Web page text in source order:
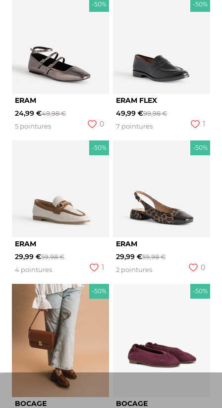
-50%
ERAM
24,99 €49,98 €
5 pointures
0
-50%
ERAM FLEX
49,99 €99,98 €
7 pointures
1
-50%
ERAM
29,99 €59,98 €
4 pointures
1
-50%
ERAM
29,99 €59,98 €
2 pointures
0
-50%
BOCAGE
-50%
BOCAGE